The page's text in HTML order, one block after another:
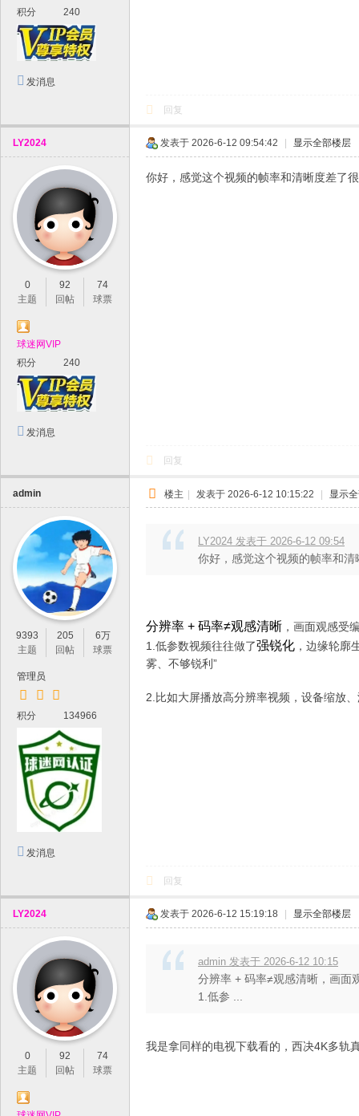
积分
240
发消息
回复
LY2024
0
主题
92
回帖
74
球票
球迷网VIP
积分
240
发消息
发表于 2026-6-12 09:54:42 显示全部楼层
你好，感觉这个视频的帧率和清晰度差了
回复
admin
9393
主题
205
回帖
6万
球票
管理员
积分 134966
发消息
楼主 | 发表于 2026-6-12 10:15:22 | 显示
LY2024 发表于 2026-6-12 09:54
你好，感觉这个视频的帧率和
分辨率 + 码率≠观感清晰 ，画面观感受
1.低参数视频往往做了强锐化 ，边缘轮廓
雾、不够锐利”
2.比如大屏播放高分辨率视频，设备缩放
回复
LY2024
0
主题
92
回帖
74
球票
发表于 2026-6-12 15:19:18 显示全部楼层
admin 发表于 2026-6-12 10:15
分辨率 + 码率≠观感清晰，画面
1.低参 ...
我是拿同样的电视下载看的，西决4K多轨